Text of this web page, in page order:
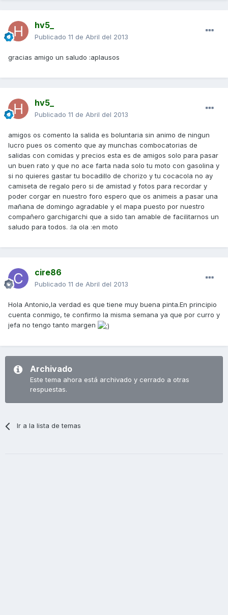
hv5_
Publicado 11 de Abril del 2013
gracias amigo un saludo :aplausos
hv5_
Publicado 11 de Abril del 2013
amigos os comento la salida es boluntaria sin animo de ningun
lucro pues os comento que ay munchas combocatorias de
salidas con comidas y precios esta es de amigos solo para pasar
un buen rato y que no ace farta nada solo tu moto con gasolina y
si no quieres gastar tu bocadillo de chorizo y tu cocacola no ay
camiseta de regalo pero si de amistad y fotos para recordar y
poder corgar en nuestro foro espero que os animeis a pasar una
mañana de domingo agradable y el mapa puesto por nuestro
compañero garchigarchi que a sido tan amable de facilitarnos un
saludo para todos. :la ola :en moto
cire86
Publicado 11 de Abril del 2013
Hola Antonio,la verdad es que tiene muy buena pinta.En principio
cuenta conmigo, te confirmo la misma semana ya que por curro y
jefa no tengo tanto margen
Archivado
Este tema ahora está archivado y cerrado a otras
respuestas.
Ir a la lista de temas